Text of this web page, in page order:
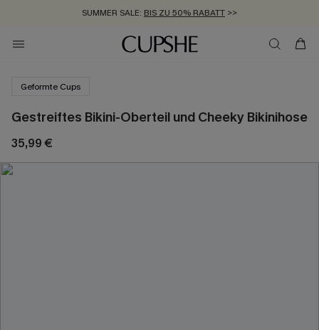
SUMMER SALE: BIS ZU 50% RABATT >>
ZUM NEWSLETTER:BIS ZU -20% EXTRA ERHALTEN
KOSTENLOSER VERSAND AB 89 €
Geformte Cups
Gestreiftes Bikini-Oberteil und Cheeky Bikinihose
35,99 €